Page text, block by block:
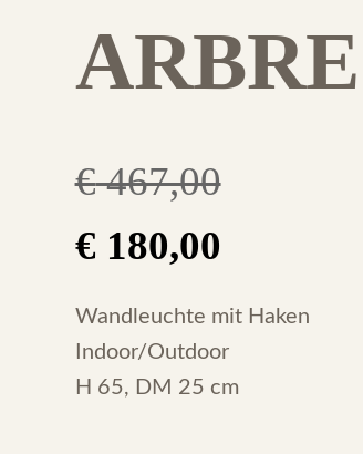
ARBRE
€467,00
Original
price
was:
€ 180,00
price
is:
Wandleuchte mit Haken
Indoor/Outdoor
H 65, DM 25 cm